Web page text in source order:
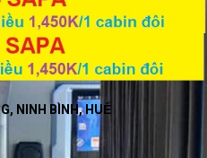
NINH BÌNH, HUẾ